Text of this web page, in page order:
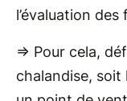
l’évaluation
=> Pour cela,
chalandise,